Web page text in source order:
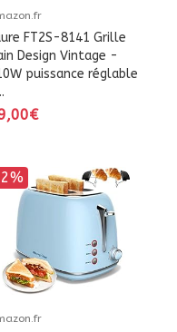
FT2S-8141 Grille
Design Vintage -
puissance réglable